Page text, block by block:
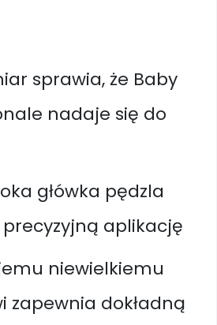
sprawia, że Baby
nadaje się do
główka pędzla
aplikację
niewielkiemu
zapewnia dokładną